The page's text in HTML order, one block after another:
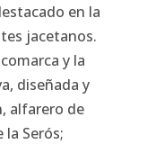
en la
jacetanos.
y la
diseñada y
alfarero de
la Serós;